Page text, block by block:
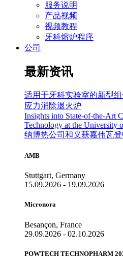
服务说明
产品视频
视频教程
牙科熔炉程序
公司
最新资讯
适用于牙科实验室的新型
应力消除退火炉
Insights into State-of-the-Art
Technology at the University
纳博热公司和义获嘉伟瓦
AMB
Stuttgart, Germany
15.09.2026 - 19.09.2026
Micronora
Besançon, France
29.09.2026 - 02.10.2026
POWTECH TECHNOPHARM